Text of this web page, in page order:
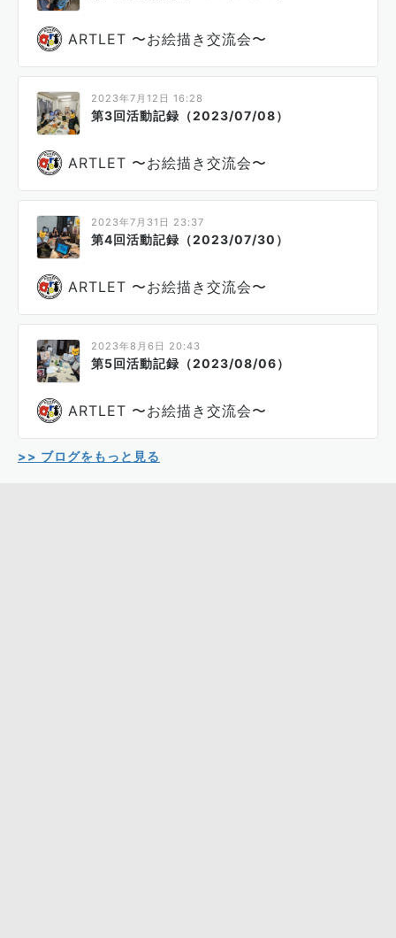
ARTLET 〜お絵描き交流会〜
2023年7月12日 16:28
第3回活動記録（2023/07/08）
ARTLET 〜お絵描き交流会〜
2023年7月31日 23:37
第4回活動記録（2023/07/30）
ARTLET 〜お絵描き交流会〜
2023年8月6日 20:43
第5回活動記録（2023/08/06）
ARTLET 〜お絵描き交流会〜
>> ブログをもっと見る